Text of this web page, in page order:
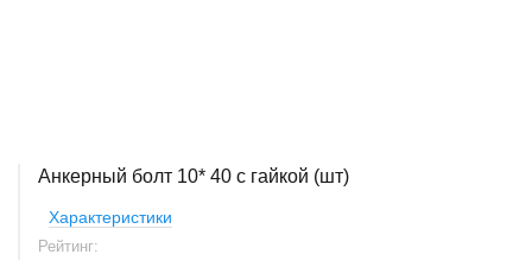
Анкерный болт 10* 40 с гайкой (шт)
Характеристики
Рейтинг: